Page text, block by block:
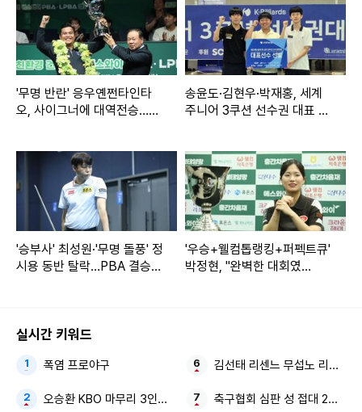
'무명 반란' 응우옌쩐타인타
오, 사이그너에 대역전승…프
송윤도·김현우·박재홍, 세계
주니어 3쿠션 선수권 대표 선
'승부사' 최성원·'무명 돌풍' 정
시용 동반 탈락…PBA 결승은
'우승+웰컴톱랭킹+퍼펙트큐'
박정현, "완벽한 대회였
실시간 키워드
폭염 프로야구
오승환 KBO 마무리 3인방 김도영·안현민
김선태 리센느 무섭노 리센느
축구협회 심판 성 접대 2억원대